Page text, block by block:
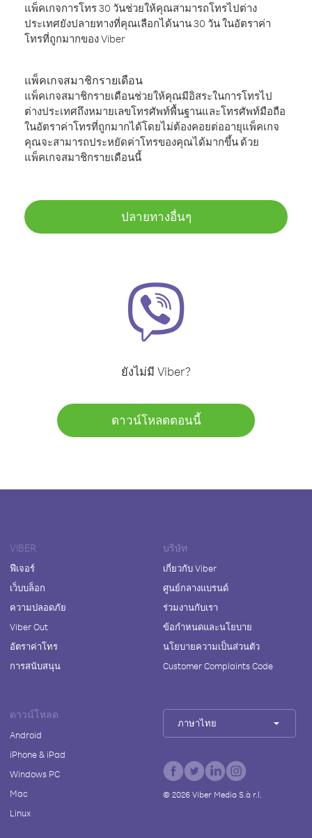
แพ็คเกจการโทร 30 วันช่วยให้คุณสามารถโทรไปต่าง
ประเทศยังปลายทางที่คุณเลือกได้นาน 30 วัน ในอัตราค่า
โทรที่ถูกมากของ Viber
แพ็คเกจสมาชิกรายเดือน
แพ็คเกจสมาชิกรายเดือนช่วยให้คุณมีอิสระในการโทรไป
ต่างประเทศถึงหมายเลขโทรศัพท์พื้นฐานและโทรศัพท์มือถือ
ในอัตราค่าโทรที่ถูกมากได้โดยไม่ต้องคอยต่ออายุแพ็คเกจ
คุณจะสามารถประหยัดค่าโทรของคุณได้มากขึ้น ด้วย
แพ็คเกจสมาชิกรายเดือนนี้
ปลายทางอื่นๆ
ยังไม่มี Viber?
ดาวน์โหลดตอนนี้
VIBER
ฟีเจอร์
เว็บบล็อก
ความปลอดภัย
Viber Out
อัตราค่าโทร
การสนับสนุน
บริษัท
เกี่ยวกับ Viber
ศูนย์กลางแบรนด์
ร่วมงานกับเรา
ข้อกำหนดและนโยบาย
นโยบายความเป็นส่วนตัว
Customer Complaints Code
ดาวน์โหลด
Android
iPhone & iPad
Windows PC
Mac
Linux
ภาษาไทย
© 2026Viber Media S.à r.l.